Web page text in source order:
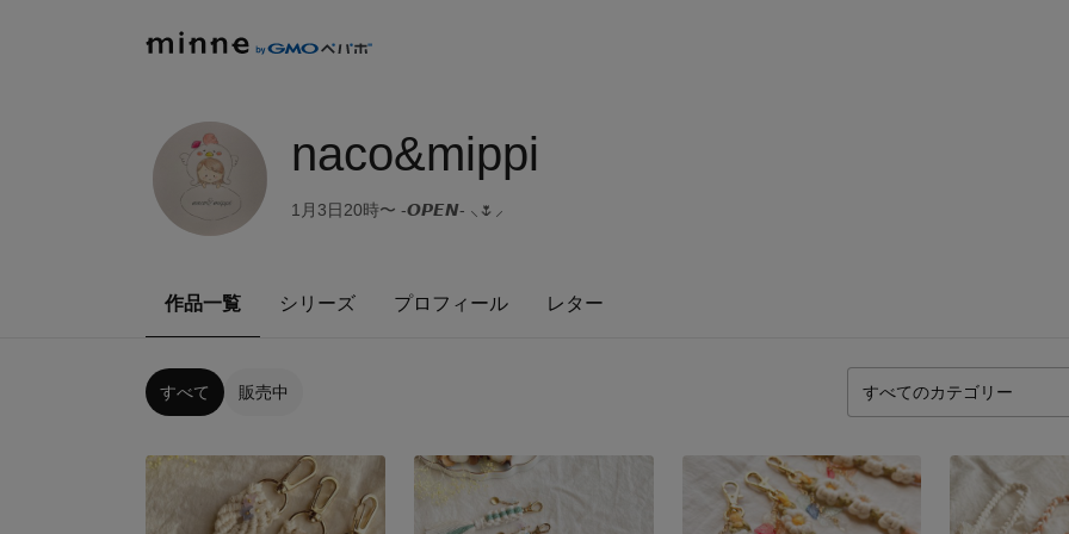
naco&mippi
1月3日20時〜 -𝙊𝙋𝙀𝙉- ⸜🌷︎⸝
作品一覧 シリーズ プロフィール レター
すべて 販売中